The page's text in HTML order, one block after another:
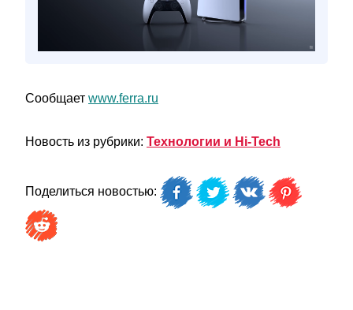
Сообщает www.ferra.ru
Новость из рубрики: Технологии и Hi-Tech
Поделиться новостью: